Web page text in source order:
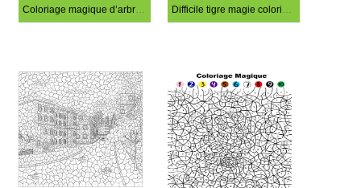
Coloriage magique d’arbre difficile Difficile tigre magie coloriage